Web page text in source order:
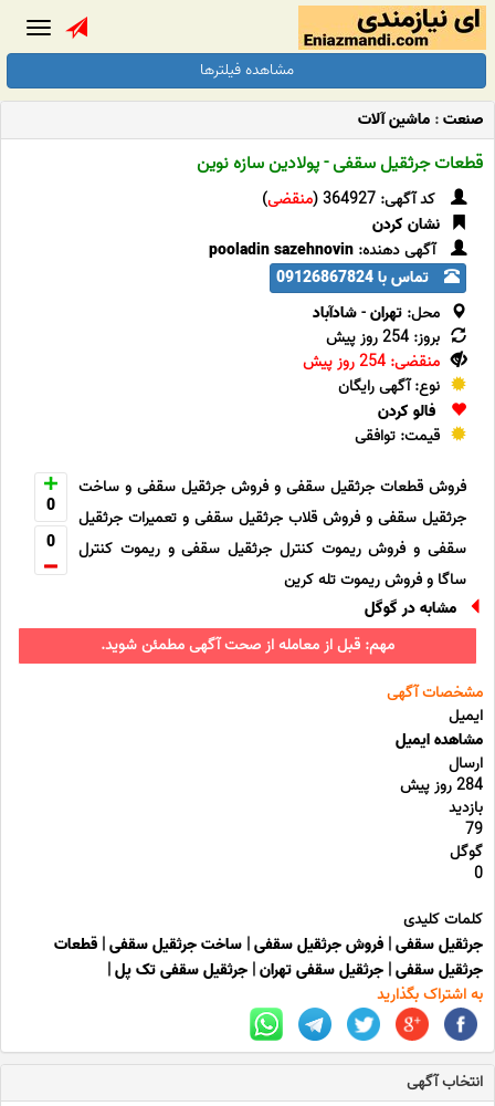
مشاهده فیلترها
صنعت: ماشین آلات
قطعات جرثقیل سقفی - پولادین سازه نوین
کد آگهی: 364927 ( منقضی)
نشان کردن
آگهی دهنده: pooladin sazehnovin
تماس با 09126867824
محل: تهران-شادآباد
بروز: 254 روز پیش
منقضی: 254 روز پیش
نوع: آگهی رایگان
فالو کردن
قیمت: توافقی
0
0
فروش قطعات جرثقیل سقفی و فروش جرثقیل سقفی و ساخت
جرثقیل سقفی و فروش قلاب جرثقیل سقفی و تعمیرات جرثقیل
سقفی و فروش ریموت کنترل جرثقیل سقفی و ریموت کنترل
ساگا و فروش ریموت تله کرین
مشابه در گوگل
مهم: قبل از معامله از صحت آگهی مطمئن شوید.
مشخصات آگهی
ایمیل
مشاهده ایمیل
ارسال
284 روز پیش
بازدید
79
گوگل
0
کلمات کلیدی
جرثقیل سقفی| فروش جرثقیل سقفی| ساخت جرثقیل سقفی| قطعات
جرثقیل سقفی| جرثقیل سقفی تهران| جرثقیل سقفی تک پل|
به اشتراک بگذارید
انتخاب آگهی